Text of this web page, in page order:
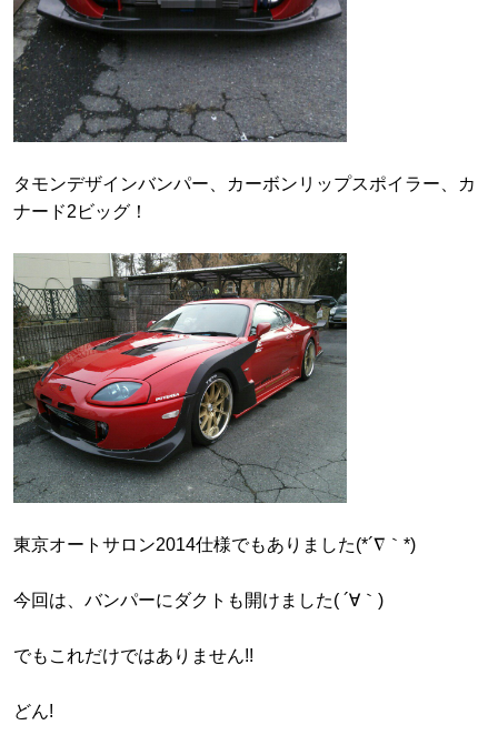
タモンデザインバンパー、カーボンリップスポイラー、カ
ナード2ビッグ！
東京オートサロン2014仕様でもありました(*´∇｀*)
今回は、バンパーにダクトも開けました( ´∀｀)
でもこれだけではありません!!
どん!